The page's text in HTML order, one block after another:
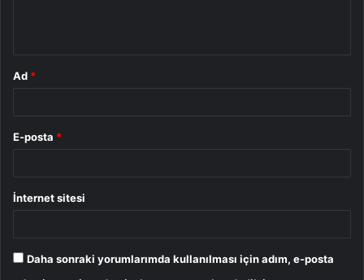
Ad *
E-posta *
İnternet sitesi
Daha sonraki yorumlarımda kullanılması için adım, e-posta